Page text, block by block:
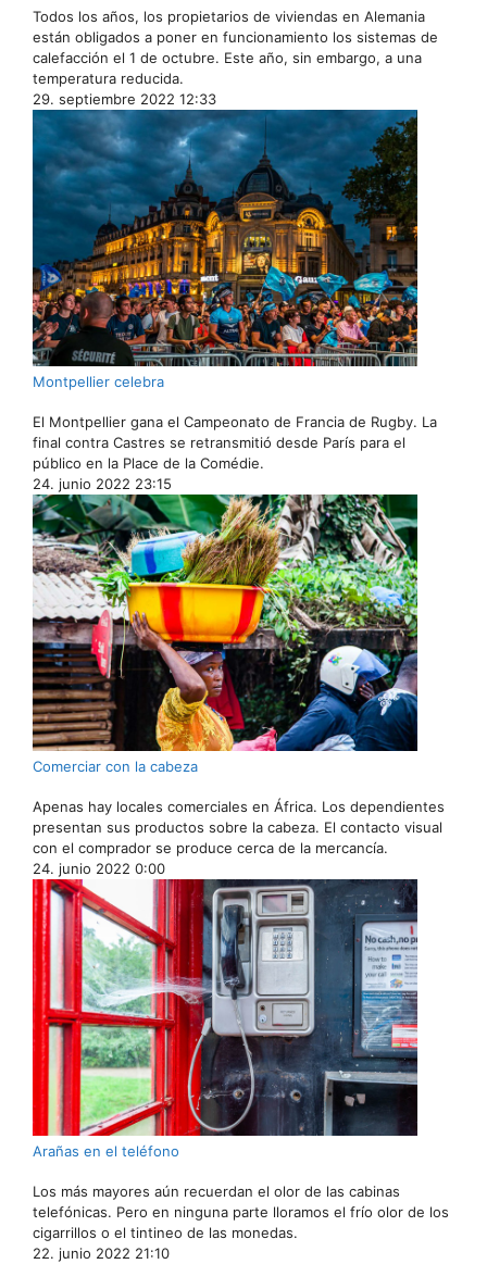
Todos los años, los propietarios de viviendas en Alemania
están obligados a poner en funcionamiento los sistemas de
calefacción el 1 de octubre. Este año, sin embargo, a una
temperatura reducida.
29. septiembre 2022 12:33
Montpellier celebra
El Montpellier gana el Campeonato de Francia de Rugby. La
final contra Castres se retransmitió desde París para el
público en la Place de la Comédie.
24. junio 2022 23:15
Comerciar con la cabeza
Apenas hay locales comerciales en África. Los dependientes
presentan sus productos sobre la cabeza. El contacto visual
con el comprador se produce cerca de la mercancía.
24. junio 2022 0:00
Arañas en el teléfono
Los más mayores aún recuerdan el olor de las cabinas
telefónicas. Pero en ninguna parte lloramos el frío olor de los
cigarrillos o el tintineo de las monedas.
22. junio 2022 21:10